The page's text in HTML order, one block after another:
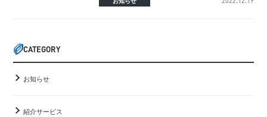
CATEGORY
お知らせ
紹介サービス